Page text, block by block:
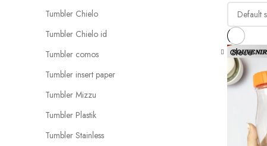
Tumbler Chielo
Tumbler Chielo id
Tumbler comos
Tumbler insert paper
Tumbler Mizzu
Tumbler Plastik
Tumbler Stainless
Close